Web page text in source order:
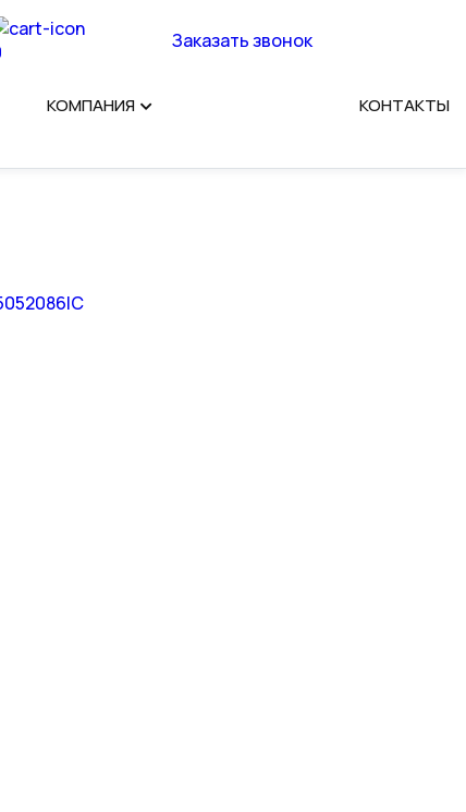
Заказать звонок
КОМПАНИЯ КОНТАКТЫ